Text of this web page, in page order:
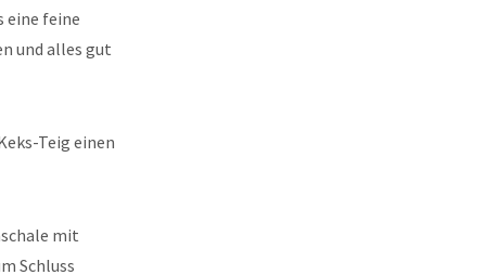
eine feine
und alles gut
Teig einen
mit
Schluss